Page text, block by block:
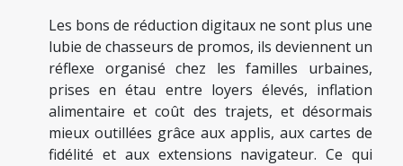
Les bons de réduction digitaux ne sont plus une
lubie de chasseurs de promos, ils deviennent un
réflexe organisé chez les familles urbaines,
prises en étau entre loyers élevés, inflation
alimentaire et coût des trajets, et désormais
mieux outillées grâce aux applis, aux cartes de
fidélité et aux extensions navigateur. Ce qui